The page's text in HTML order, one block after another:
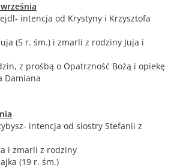
września
intencja od Krystyny i Krzysztofa
(5 r. śm.) i zmarli z rodziny Juja i
z prośbą o Opatrzność Bożą i opiekę
Damiana
intencja od siostry Stefanii z
i zmarli z rodziny
(19 r. śm.)